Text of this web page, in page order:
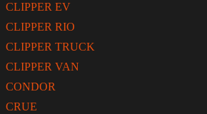
CLIPPER EV
CLIPPER RIO
CLIPPER TRUCK
CLIPPER VAN
CONDOR
CRUE